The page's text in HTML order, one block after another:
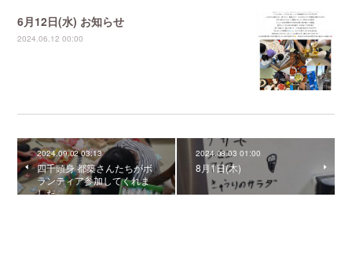
6月12日(水) お知らせ
2024.06.12 00:00
2024.09.02 03:13
四千頭身 都築さんたちがボ
ランティア参加してくれま
した。
2024.08.03 01:00
8月1日(木)